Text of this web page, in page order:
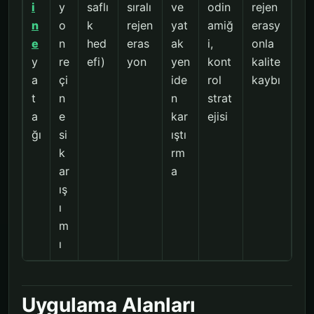
i
n
e
y
a
t
a
ğı
y
o
n
re
çi
n
e
si
k
ar
ış
ı
m
ı
saflı
k
hed
efi)
sıralı
rejen
eras
yon
ve
yat
ak
yen
ide
n
kar
ıştı
rm
a
odin
amiğ
i,
kont
rol
strat
ejisi
rejen
erasy
onla
kalite
kaybı
Uygulama Alanları